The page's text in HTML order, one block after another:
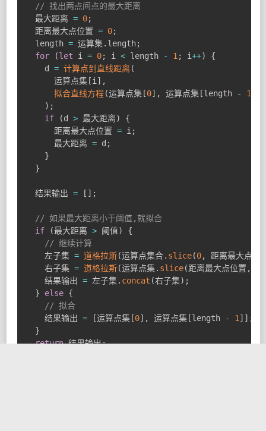
// 找出两点间点的最大距离
  最大距离
= 0;
  距离最大点位置
= 0;
  length
= 运算集. length;
for
(let i = 0; i < length - 1 ; i++)
{
    d
= 计算点到直线距离 (
      运算点集
[i ] ,
拟合直线方程(运算点集[0] , 运算点集[length - 1
) ;
if
(d > 最大距离)
{
      距离最大点位置
= i ;
      最大距离
= d ;
}
}
  结果输出
= [ ] ;
// 如果最大距离小于阈值,就拟合
if
(最大距离 > 阈值)
{
// 继续计算
    左子集
= 道格拉斯(运算点集合. slice(0, 距离最大点位
    右子集
= 道格拉斯(运算点集. slice(距离最大点位置 ,
    结果输出
= 左子集. concat (右子集) ;
}
else {
// 拟合
    结果输出
= [运算点集[0] , 运算点集[length - 1 ] ] ;
}
return 结果输出;